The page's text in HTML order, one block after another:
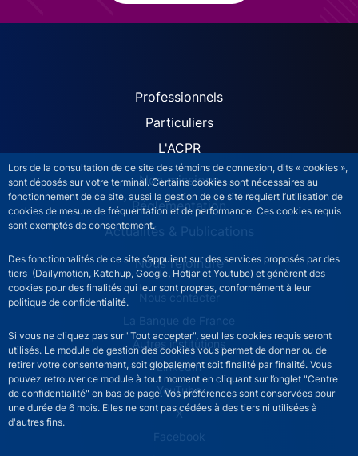
Lors de la consultation de ce site des témoins de connexion, dits « cookies »,
sont déposés sur votre terminal. Certains cookies sont nécessaires au
fonctionnement de ce site, aussi la gestion de ce site requiert l’utilisation de
cookies de mesure de fréquentation et de performance. Ces cookies requis
sont exemptés de consentement.
Des fonctionnalités de ce site s’appuient sur des services proposés par des
tiers (Dailymotion, Katchup, Google, Hotjar et Youtube) et génèrent des
cookies pour des finalités qui leur sont propres, conformément à leur
politique de confidentialité.
Si vous ne cliquez pas sur "Tout accepter", seul les cookies requis seront
utilisés. Le module de gestion des cookies vous permet de donner ou de
retirer votre consentement, soit globalement soit finalité par finalité. Vous
pouvez retrouver ce module à tout moment en cliquant sur l’onglet "Centre
de confidentialité" en bas de page. Vos préférences sont conservées pour
une durée de 6 mois. Elles ne sont pas cédées à des tiers ni utilisées à
d'autres fins.
ACPR site navigation
Professionnels
Particuliers
L'ACPR
Nos missions
Réglementation
Actualités & Publications
Nous rejoindre
ACPR footer secondary menu (French)
Nous contacter
La Banque de France
Autres institutions
LinkedIn
YouTube
X
Facebook